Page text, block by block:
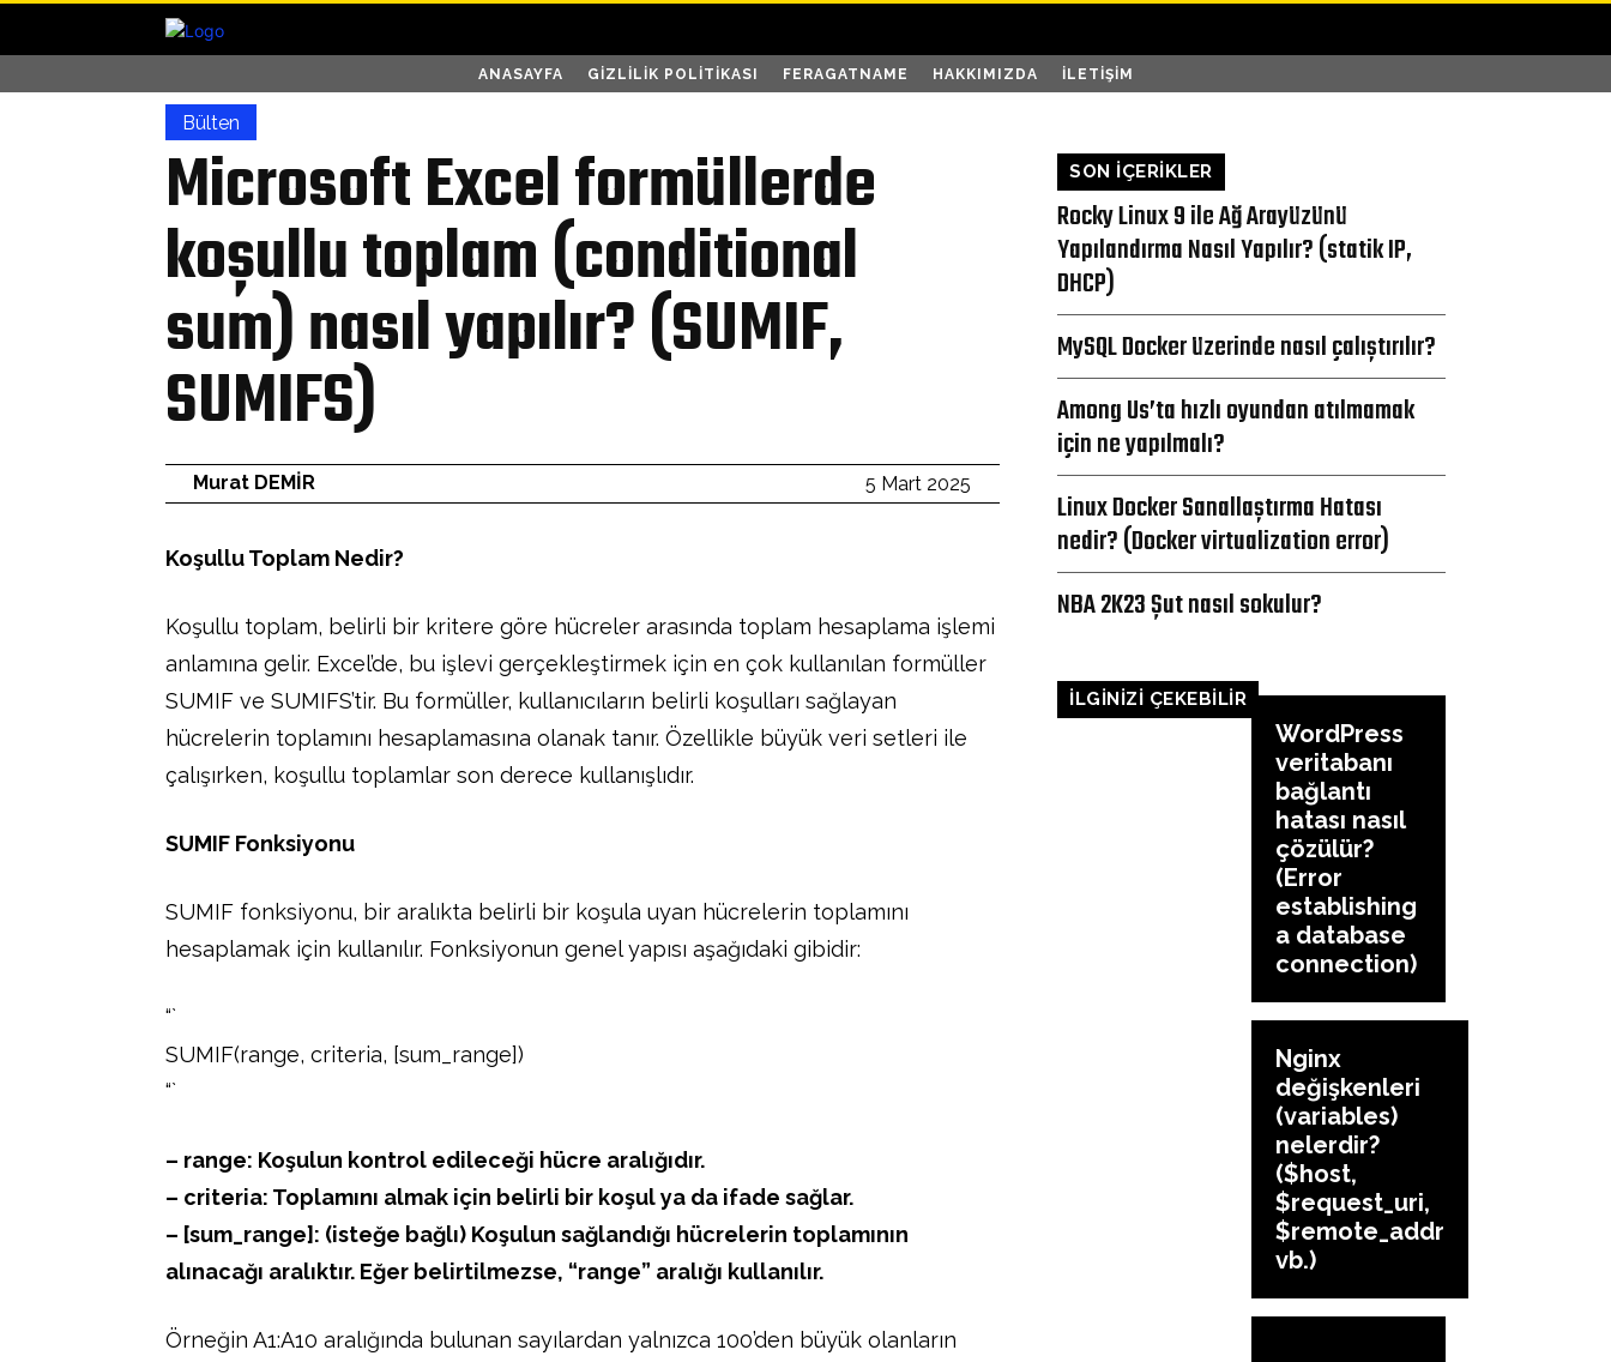
ANASAYFA GIZLILIK POLITIKASI FERAGATNAME HAKKIMIZDA İLETIŞIM
Bülten
Microsoft Excel formüllerde
koşullu toplam (conditional
sum) nasıl yapılır? (SUMIF,
SUMIFS)
5 Mart 2025
Murat DEMİR
Koşullu Toplam Nedir?
Koşullu toplam, belirli bir kritere göre hücreler arasında toplam hesaplama işlemi
anlamına gelir. Excel’de, bu işlevi gerçekleştirmek için en çok kullanılan formüller
SUMIF ve SUMIFS’tir. Bu formüller, kullanıcıların belirli koşulları sağlayan
hücrelerin toplamını hesaplamasına olanak tanır. Özellikle büyük veri setleri ile
çalışırken, koşullu toplamlar son derece kullanışlıdır.
SUMIF Fonksiyonu
SUMIF fonksiyonu, bir aralıkta belirli bir koşula uyan hücrelerin toplamını
hesaplamak için kullanılır. Fonksiyonun genel yapısı aşağıdaki gibidir:
“`
SUMIF(range, criteria, [sum_range])
“`
– range: Koşulun kontrol edileceği hücre aralığıdır.
– criteria: Toplamını almak için belirli bir koşul ya da ifade sağlar.
– [sum_range]: (isteğe bağlı) Koşulun sağlandığı hücrelerin toplamının
alınacağı aralıktır. Eğer belirtilmezse, “range” aralığı kullanılır.
Örneğin A1:A10 aralığında bulunan sayılardan yalnızca 100’den büyük olanların
SON İÇERİKLER
Rocky Linux 9 ile Ağ Arayüzünü
Yapılandırma Nasıl Yapılır? (statik IP,
DHCP)
MySQL Docker üzerinde nasıl çalıştırılır?
Among Us’ta hızlı oyundan atılmamak
için ne yapılmalı?
Linux Docker Sanallaştırma Hatası
nedir? (Docker virtualization error)
NBA 2K23 Şut nasıl sokulur?
İLGİNİZİ ÇEKEBİLİR
WordPress
veritabanı
bağlantı
hatası nasıl
çözülür?
(Error
establishing
a database
connection)
Nginx
değişkenleri
(variables)
nelerdir?
($host,
$request_uri,
$remote_addr
vb.)